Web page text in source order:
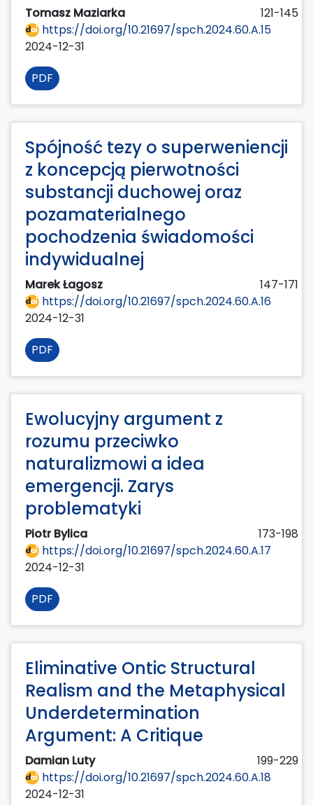
Tomasz Maziarka
121-145
https://doi.org/10.21697/spch.2024.60.A.15
2024-12-31
PDF
Spójność tezy o superweniencji
z koncepcją pierwotności
substancji duchowej oraz
pozamaterialnego
pochodzenia świadomości
indywidualnej
Marek Łagosz
147-171
https://doi.org/10.21697/spch.2024.60.A.16
2024-12-31
PDF
Ewolucyjny argument z
rozumu przeciwko
naturalizmowi a idea
emergencji. Zarys
problematyki
Piotr Bylica
173-198
https://doi.org/10.21697/spch.2024.60.A.17
2024-12-31
PDF
Eliminative Ontic Structural
Realism and the Metaphysical
Underdetermination
Argument: A Critique
Damian Luty
199-229
https://doi.org/10.21697/spch.2024.60.A.18
2024-12-31